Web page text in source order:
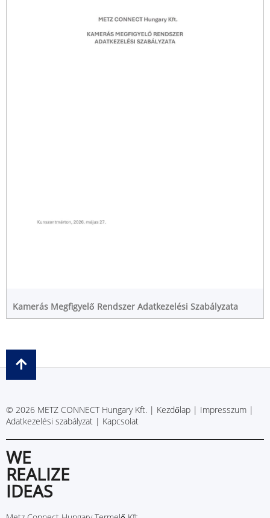
Kamerás Megfigyelő Rendszer Adatkezelési Szabályzata
© 2026 METZ CONNECT Hungary Kft. | Kezdőlap | Impresszum |
Adatkezelési szabályzat | Kapcsolat
WE
REALIZE
IDEAS